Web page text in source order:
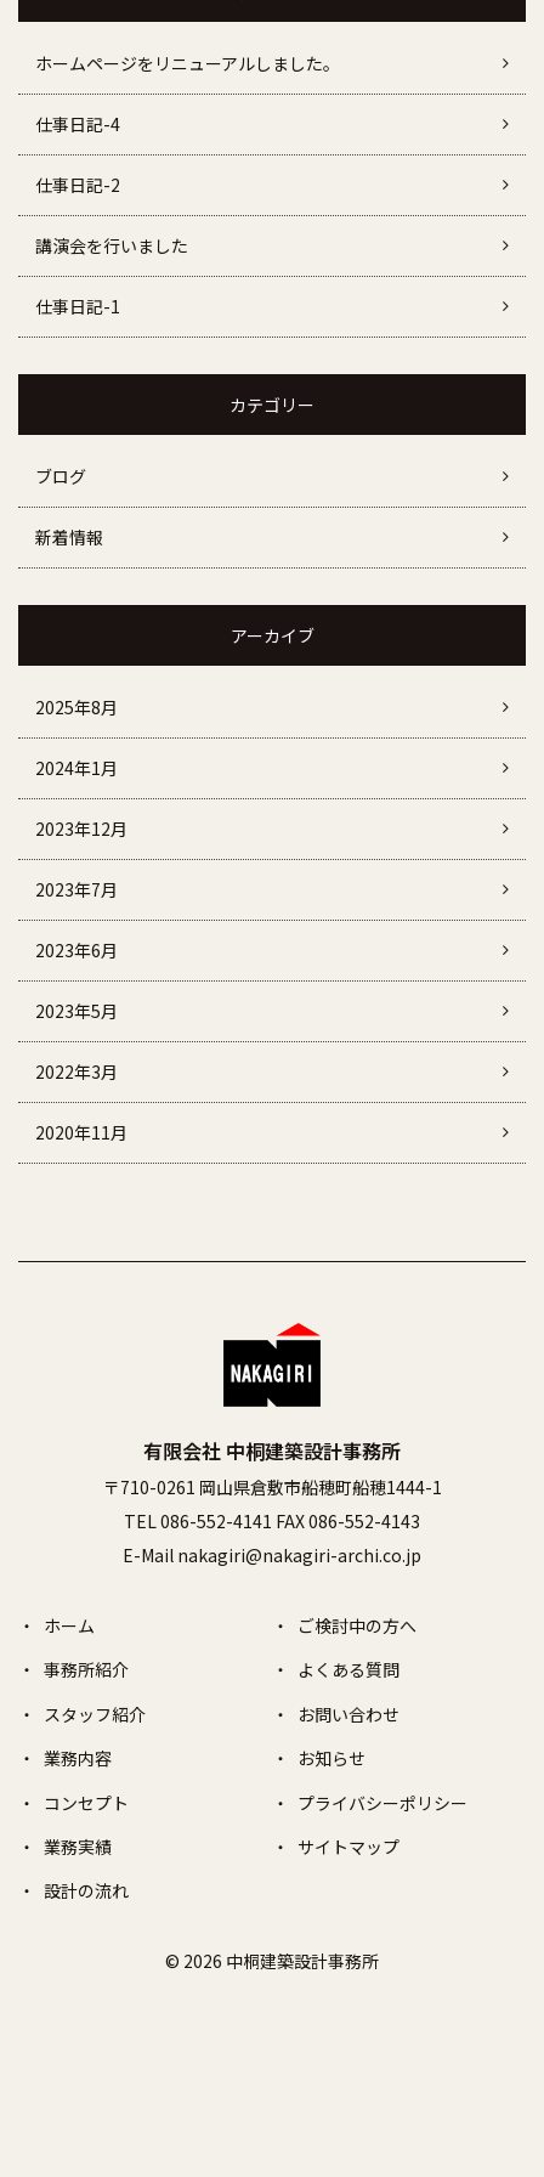
ホームページをリニューアルしました。
仕事日記-4
仕事日記-2
講演会を行いました
仕事日記-1
カテゴリー
ブログ
新着情報
アーカイブ
2025年8月
2024年1月
2023年12月
2023年7月
2023年6月
2023年5月
2022年3月
2020年11月
有限会社 中桐建築設計事務所
〒710-0261 岡山県倉敷市船穂町船穂1444-1
TEL 086-552-4141 FAX 086-552-4143
E-Mail nakagiri@nakagiri-archi.co.jp
ホーム
事務所紹介
スタッフ紹介
業務内容
コンセプト
業務実績
設計の流れ
ご検討中の方へ
よくある質問
お問い合わせ
お知らせ
プライバシーポリシー
サイトマップ
© 2026 中桐建築設計事務所